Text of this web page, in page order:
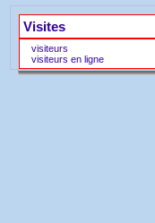
Visites
visiteurs
visiteurs en ligne